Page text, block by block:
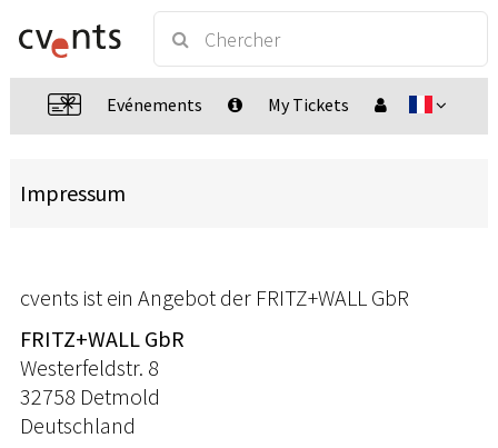
Evénements My Tickets
Impressum
cvents ist ein Angebot der FRITZ+WALL GbR
FRITZ+WALL GbR
Westerfeldstr. 8
32758 Detmold
Deutschland